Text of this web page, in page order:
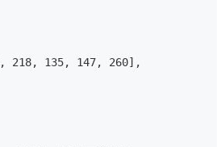
, 218, 135, 147, 260],